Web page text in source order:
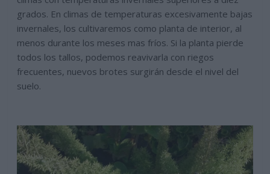
grados. En climas de temperaturas excesivamente bajas
invernales, los cultivaremos como planta de interior, al
menos durante los meses mas fríos. Si la planta pierde
todos los tallos, podemos reavivarla con riegos
frecuentes, nuevos brotes surgirán desde el nivel del
suelo.